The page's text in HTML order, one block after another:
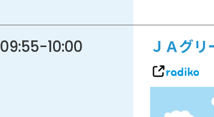
Onishi
87.1MHz
Kusatsu
76.7MHz
79.4MHz
09:55-10:00 ＪＡグ